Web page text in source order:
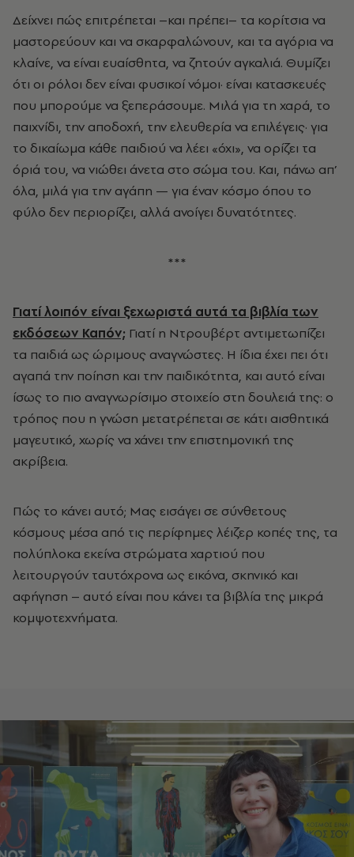
Δείχνει πώς επιτρέπεται –και πρέπει– τα κορίτσια να
μαστορεύουν και να σκαρφαλώνουν, και τα αγόρια να
κλαίνε, να είναι ευαίσθητα, να ζητούν αγκαλιά. Θυμίζει
ότι οι ρόλοι δεν είναι φυσικοί νόμοι· είναι κατασκευές
που μπορούμε να ξεπεράσουμε. Μιλά για τη χαρά, το
παιχνίδι, την αποδοχή, την ελευθερία να επιλέγεις· για
το δικαίωμα κάθε παιδιού να λέει «όχι», να ορίζει τα
όριά του, να νιώθει άνετα στο σώμα του. Και, πάνω απ’
όλα, μιλά για την αγάπη — για έναν κόσμο όπου το
φύλο δεν περιορίζει, αλλά ανοίγει δυνατότητες.
***
Γιατί λοιπόν είναι ξεχωριστά αυτά τα βιβλία των
εκδόσεων Καπόν; Γιατί η Ντρουβέρτ αντιμετωπίζει
τα παιδιά ως ώριμους αναγνώστες. Η ίδια έχει πει ότι
αγαπά την ποίηση και την παιδικότητα, και αυτό είναι
ίσως το πιο αναγνωρίσιμο στοιχείο στη δουλειά της: ο
τρόπος που η γνώση μετατρέπεται σε κάτι αισθητικά
μαγευτικό, χωρίς να χάνει την επιστημονική της
ακρίβεια.
Πώς το κάνει αυτό; Μας εισάγει σε σύνθετους
κόσμους μέσα από τις περίφημες λέιζερ κοπές της, τα
πολύπλοκα εκείνα στρώματα χαρτιού που
λειτουργούν ταυτόχρονα ως εικόνα, σκηνικό και
αφήγηση – αυτό είναι που κάνει τα βιβλία της μικρά
κομψοτεχνήματα.